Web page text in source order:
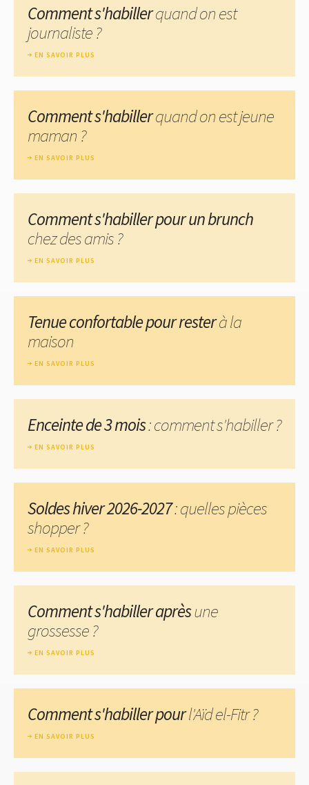
Comment s'habillerquand on est
journaliste ?
EN SAVOIR PLUS
Comment s'habillerquand on est jeune
maman ?
EN SAVOIR PLUS
Comment s'habiller pour un brunch
chez des amis ?
EN SAVOIR PLUS
Tenue confortable pour resterà la
maison
EN SAVOIR PLUS
Enceinte de 3 mois: comment s'habiller ?
EN SAVOIR PLUS
Soldes hiver 2026-2027: quelles pièces
shopper ?
EN SAVOIR PLUS
Comment s'habiller aprèsune
grossesse ?
EN SAVOIR PLUS
Comment s'habiller pourl'Aïd el-Fitr ?
EN SAVOIR PLUS